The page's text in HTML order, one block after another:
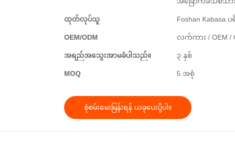
ထုတ်လုပ်သူ Foshan Kabasa
OEM/ODM လက်ကား / OEM /
အရည်အသွေးအာမခံပါသည်။ ၃ နှစ်
MOQ 5 အစုံ
စုံစမ်းမေးမြန်းရန် ယခုပေးပို့ပါ။